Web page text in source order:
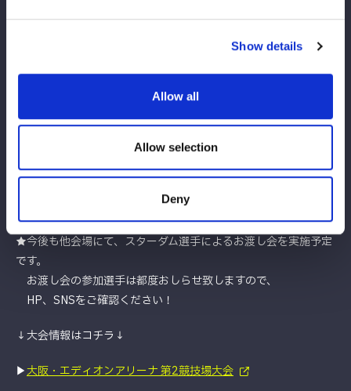
Show details
Allow all
Allow selection
Deny
※その他のご注意事項は大会ページの【ご観戦にあたっての禁止
※現金のみのお取扱いとなります。ご了承くださいませ。
※お客様1名ずつのお渡しとなります。複数名でのご参加はお断
りいたします。（未就学児のみ保護者様同伴でご参加いただけま
す）
がございます。あらかじめご了承ください。
★今後も他会場にて、スターダム選手によるお渡し会を実施予定
です。
お渡し会の参加選手は都度おしらせ致しますので、
HP、SNSをご確認ください！
↓大会情報はコチラ↓
▶︎大阪・エディオンアリーナ 第2競技場大会